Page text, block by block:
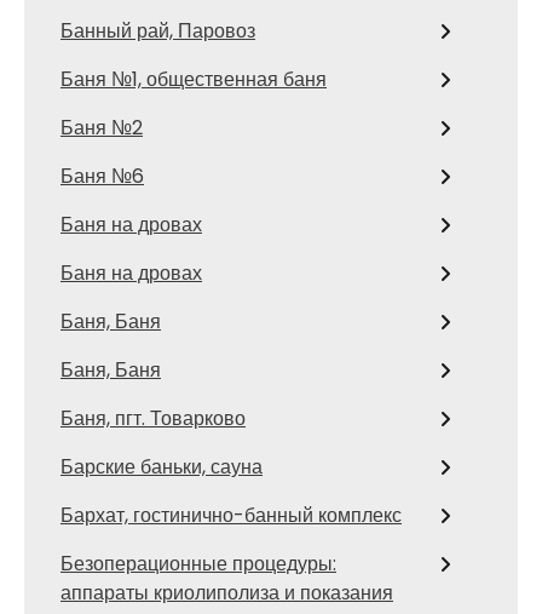
Банный рай, Паровоз
Баня №1, общественная баня
Баня №2
Баня №6
Баня на дровах
Баня на дровах
Баня, Баня
Баня, Баня
Баня, пгт. Товарково
Барские баньки, сауна
Бархат, гостинично-банный комплекс
Безоперационные процедуры:
аппараты криолиполиза и показания